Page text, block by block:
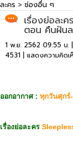
ละคร > ช่องอื่น ๆ
เรื่องย่อละ
ตอน คืนฝัน
1 พ.ย. 2562 09:55 น.
4531 | แสดงความคิดเ
ออกอากาศ : ทุกวันศุกร์
เรื่องย่อละคร